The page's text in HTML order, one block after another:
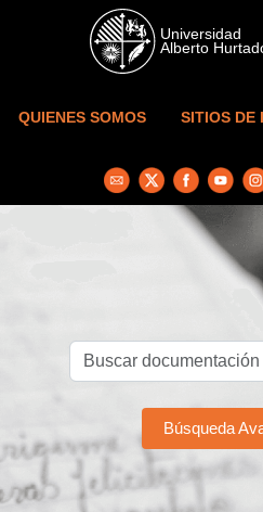
Skip to main content
QUIENES SOMOS SITIOS DE
Búsqueda